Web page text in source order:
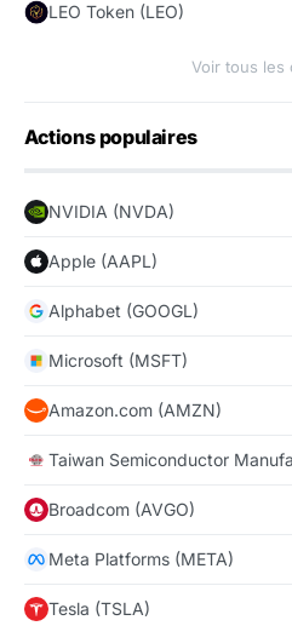
LEO Token (LEO)
Voir tous les
Actions populaires
NVIDIA (NVDA)
Apple (AAPL)
Alphabet (GOOGL)
Microsoft (MSFT)
Amazon.com (AMZN)
Taiwan Semiconductor
Broadcom (AVGO)
Meta Platforms (META)
Tesla (TSLA)